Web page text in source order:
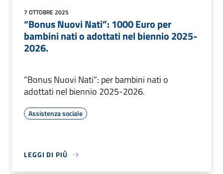
7 OTTOBRE 2025
“Bonus Nuovi Nati”: 1000 Euro per
bambini nati o adottati nel biennio 2025-
2026.
“Bonus Nuovi Nati”: per bambini nati o
adottati nel biennio 2025-2026.
Assistenza sociale
LEGGI DI PIÙ